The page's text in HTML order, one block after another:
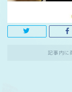
記事内に